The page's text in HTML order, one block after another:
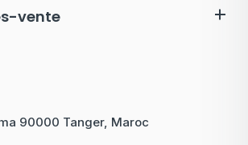
vente
90000 Tanger, Maroc